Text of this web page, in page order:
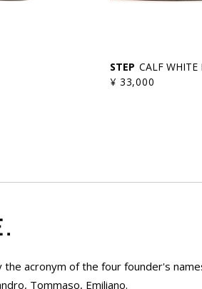
STEP CALF WHITE
¥ 33,000
the acronym of the four founder's
Tommaso, Emiliano.